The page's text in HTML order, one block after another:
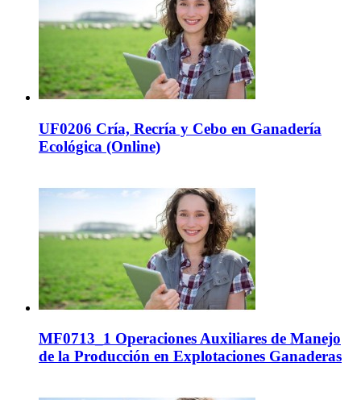
UF0206 Cría, Recría y Cebo en Ganadería
Ecológica (Online)
MF0713_1 Operaciones Auxiliares de Manejo
de la Producción en Explotaciones Ganaderas